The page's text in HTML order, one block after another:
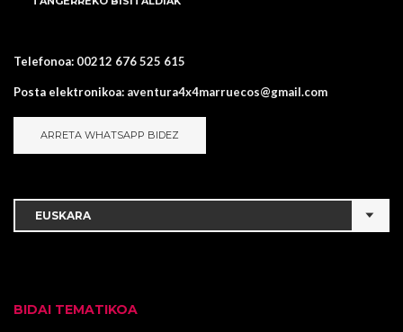
Telefonoa: 00212 676 525 615
Posta elektronikoa: aventura4x4marruecos@gmail.com
ARRETA WHATSAPP BIDEZ
BIDAI TEMATIKOA